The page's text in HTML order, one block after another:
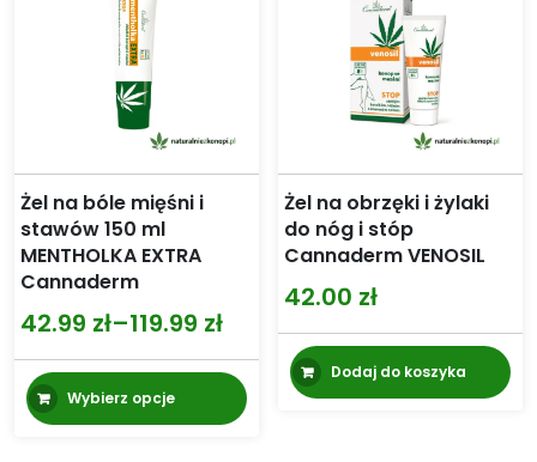
Żel na bóle mięśni i
stawów 150 ml
MENTHOLKA EXTRA
Cannaderm
42.99 zł–119.99 zł
Zakres
cen:
od
Wybierz opcje
Ten
produkt
Żel na obrzęki i żylaki
do nóg i stóp
Cannaderm VENOSIL
42.00 zł
Dodaj do koszyka